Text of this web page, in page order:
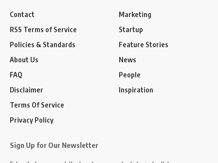
Contact
RSS Terms of Service
Policies & Standards
About Us
FAQ
Disclaimer
Terms Of Service
Privacy Policy
Marketing
Startup
Feature Stories
News
People
Inspiration
Sign Up for Our Newsletter